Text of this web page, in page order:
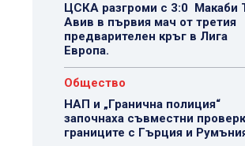
ЦСКА разгроми с 3:0 Макаби
Авив в първия мач от третия
предварителен кръг в Лига
Европа.
Общество
НАП и „Гранична полиция“
започнаха съвместни
границите с Гърция и